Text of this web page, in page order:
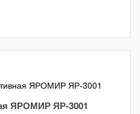
ЯРОМИР ЯР-3001